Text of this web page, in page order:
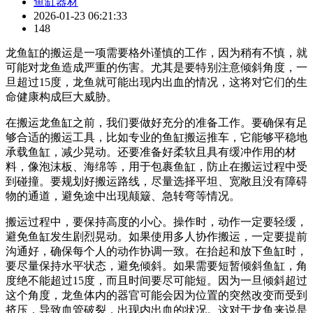
2026-01-23 06:21:33
148
龙鱼缸的搬运是一项需要格外谨慎的工作，因为稍有不慎，就
可能对龙鱼造成严重的伤害。尤其是要特别注意倾斜角度，一
旦超过15度，龙鱼就可能出现内出血的情况，这将对它们的生
命健康构成巨大威胁。
在搬运龙鱼缸之前，我们要做好充分的准备工作。要确保有足
够合适的搬运工具，比如专业的鱼缸搬运推车，它能够平稳地
承载鱼缸，减少晃动。还要准备好柔软且具有缓冲作用的材
料，像泡沫板、海绵等，用于包裹鱼缸，防止在搬运过程中受
到碰撞。要规划好搬运路线，尽量选择平坦、宽敞且没有障碍
物的通道，避免途中出现颠簸、急转弯等情况。
搬运过程中，要保持高度的小心。操作时，动作一定要轻缓，
避免鱼缸发生剧烈晃动。如果使用多人协作搬运，一定要提前
沟通好，确保每个人的动作协调一致。在抬起和放下鱼缸时，
要尽量保持水平状态，避免倾斜。如果需要短暂倾斜鱼缸，角
度绝不能超过15度，而且时间要尽可能短。因为一旦倾斜超过
这个角度，龙鱼体内的器官可能会因为位置的突然改变而受到
挤压，导致血管破裂，出现内出血的状况。这对于龙鱼来说是